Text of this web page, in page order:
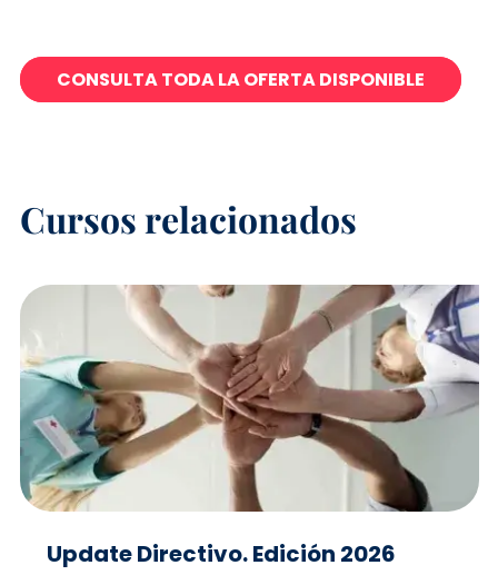
CONSULTA TODA LA OFERTA DISPONIBLE
Cursos relacionados
Update Directivo. Edición 2026